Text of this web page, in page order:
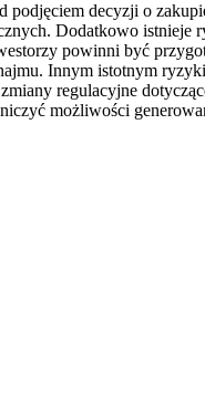
decyzji o
Dodatkowo istnieje
powinni być
Innym istotnym
regulacyjne
możliwości